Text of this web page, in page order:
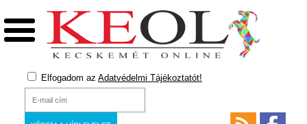
Elfogadom az Adatvédelmi Tájékoztatót!